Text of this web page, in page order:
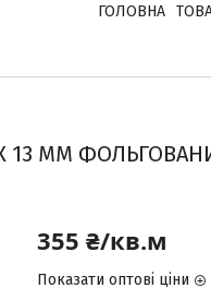
ГОЛОВНА
13 ММ
355 ₴/кв.м
Показати оптові ціни